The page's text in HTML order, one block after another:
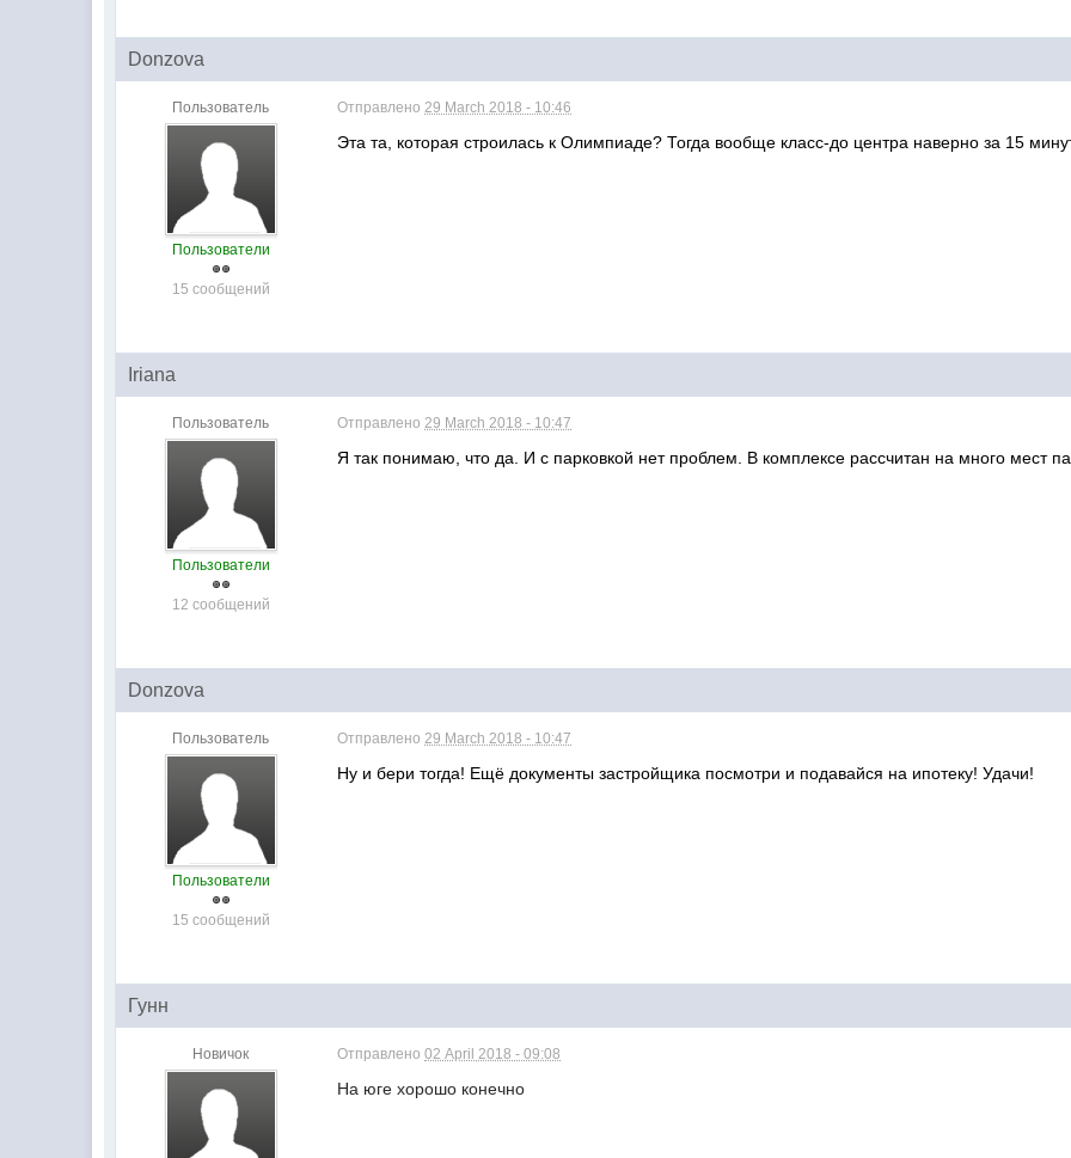
Donzova
Пользователь
Пользователи
15 сообщений
Отправлено29 March 2018 - 10:46
Эта та, которая строилась к Олимпиаде? Тогда вообще класс-до центра наверно за 15
Iriana
Пользователь
Пользователи
12 сообщений
Отправлено29 March 2018 - 10:47
Я так понимаю, что да. И с парковкой нет проблем. В комплексе рассчитан на много мест
Donzova
Пользователь
Пользователи
15 сообщений
Отправлено29 March 2018 - 10:47
Ну и бери тогда! Ещё документы застройщика посмотри и подавайся на ипотеку! Удачи!
Гунн
Новичок Отправлено02 April 2018 - 09:08
На юге хорошо конечно